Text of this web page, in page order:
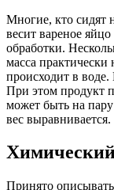
Многие, кто сидят
весит вареное
обработки.
масса практически
происходит в
При этом продукт
может быть на
вес выравнивается.
Принято